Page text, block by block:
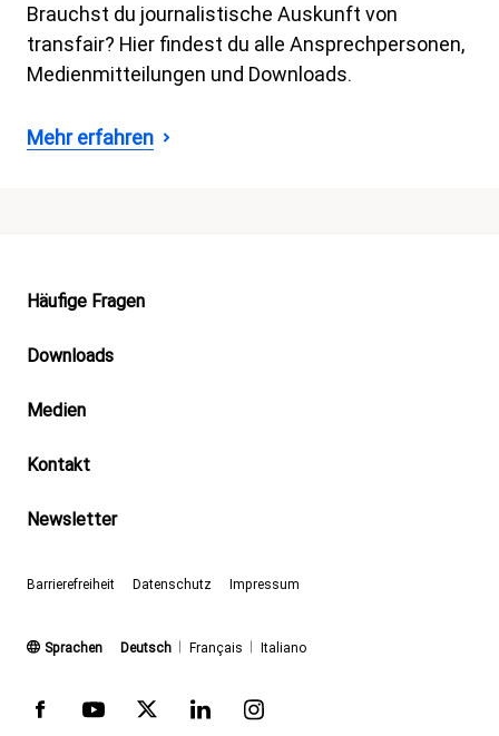
Brauchst du journalistische Auskunft von
transfair? Hier findest du alle Ansprechpersonen,
Medienmitteilungen und Downloads.
Mehr erfahren
Footer
Häufige Fragen
Downloads
Medien
Kontakt
Newsletter
Barrierefreiheit Datenschutz Impressum
Sprachen Deutsch
(aktiv)
Français Italiano